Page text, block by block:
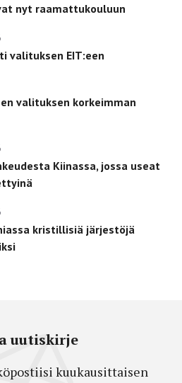
nyt raamattukouluun
valituksen EIT:een
valituksen korkeimman
Kiinassa, jossa useat
kristillisiä järjestöjä
uutiskirje
kuukausittaisen